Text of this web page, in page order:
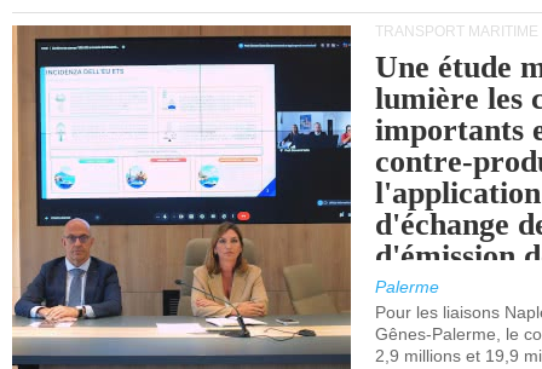
TRANSPORT MARITIME
Une étude
lumière les
importants
contre-
d'échange
d'émission
(SEQE-UE)
maritimes
occidentale.
Palerme
Pour les liaisons
Gênes-Palerme, le
2,9 millions et 19,9